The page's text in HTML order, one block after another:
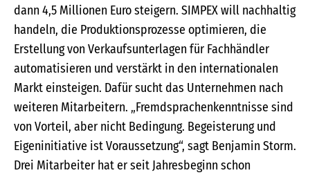
dann 4,5 Millionen Euro steigern. SIMPEX will nachhaltig
handeln, die Produktionsprozesse optimieren, die
Erstellung von Verkaufsunterlagen für Fachhändler
automatisieren und verstärkt in den internationalen
Markt einsteigen. Dafür sucht das Unternehmen nach
weiteren Mitarbeitern. „Fremdsprachenkenntnisse sind
von Vorteil, aber nicht Bedingung. Begeisterung und
Eigeninitiative ist Voraussetzung“, sagt Benjamin Storm.
Drei Mitarbeiter hat er seit Jahresbeginn schon